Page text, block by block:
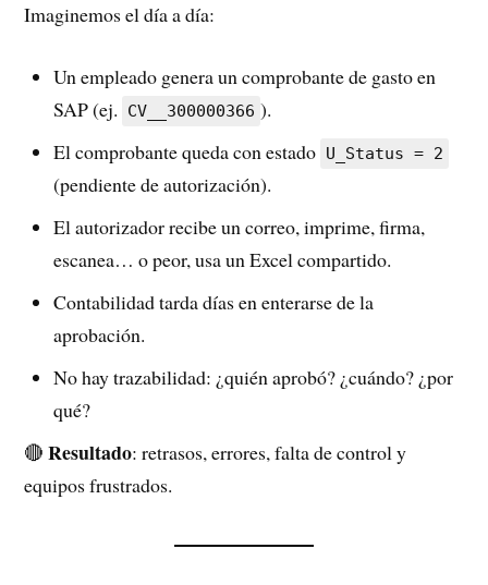
Imaginemos el día a día:
Un empleado genera un comprobante de gasto en
SAP (ej.
CV__300000366 ).
El comprobante queda con estado U_Status = 2
(pendiente de autorización).
El autorizador recibe un correo, imprime, firma,
escanea… o peor, usa un Excel compartido.
Contabilidad tarda días en enterarse de la
aprobación.
No hay trazabilidad: ¿quién aprobó? ¿cuándo? ¿por
qué?
🔴Resultado: retrasos, errores, falta de control y
equipos frustrados.